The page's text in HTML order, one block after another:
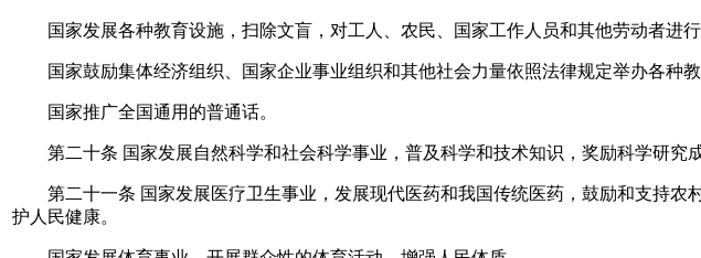
国家发展各种教育设施，扫除文盲，对工人、农民、国家工作人员和其他劳动者进行
国家鼓励集体经济组织、国家企业事业组织和其他社会力量依照法律规定举办各种教
国家推广全国通用的普通话。
第二十条 国家发展自然科学和社会科学事业，普及科学和技术知识，奖励科学研究成
第二十一条 国家发展医疗卫生事业，发展现代医药和我国传统医药，鼓励和支持农
护人民健康。